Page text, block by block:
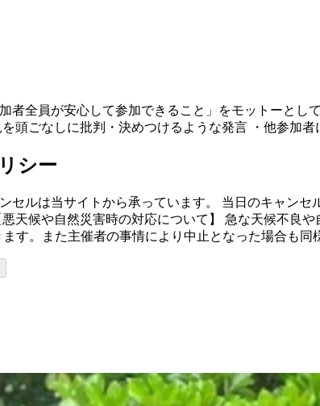
者全員が安心して参加できること」をモットーと
頭ごなしに批判・決めつけるような発言 ・他参加
シー
セルは当サイトから承っています。 当日のキャン
天候や自然災害時の対応について】 急な天候不良
す。また主催者の事情により中止となった場合も同